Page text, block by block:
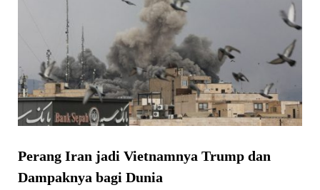
Perang Iran jadi Vietnamnya Trump dan
Dampaknya bagi Dunia